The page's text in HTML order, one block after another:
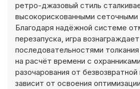
ретро-джазовый стиль
высокорискованными сеточными
Благодаря надёжной системе
перезапуска, игра
последовательностями
на расчёт времени с
разочарования от
зависит от освоения